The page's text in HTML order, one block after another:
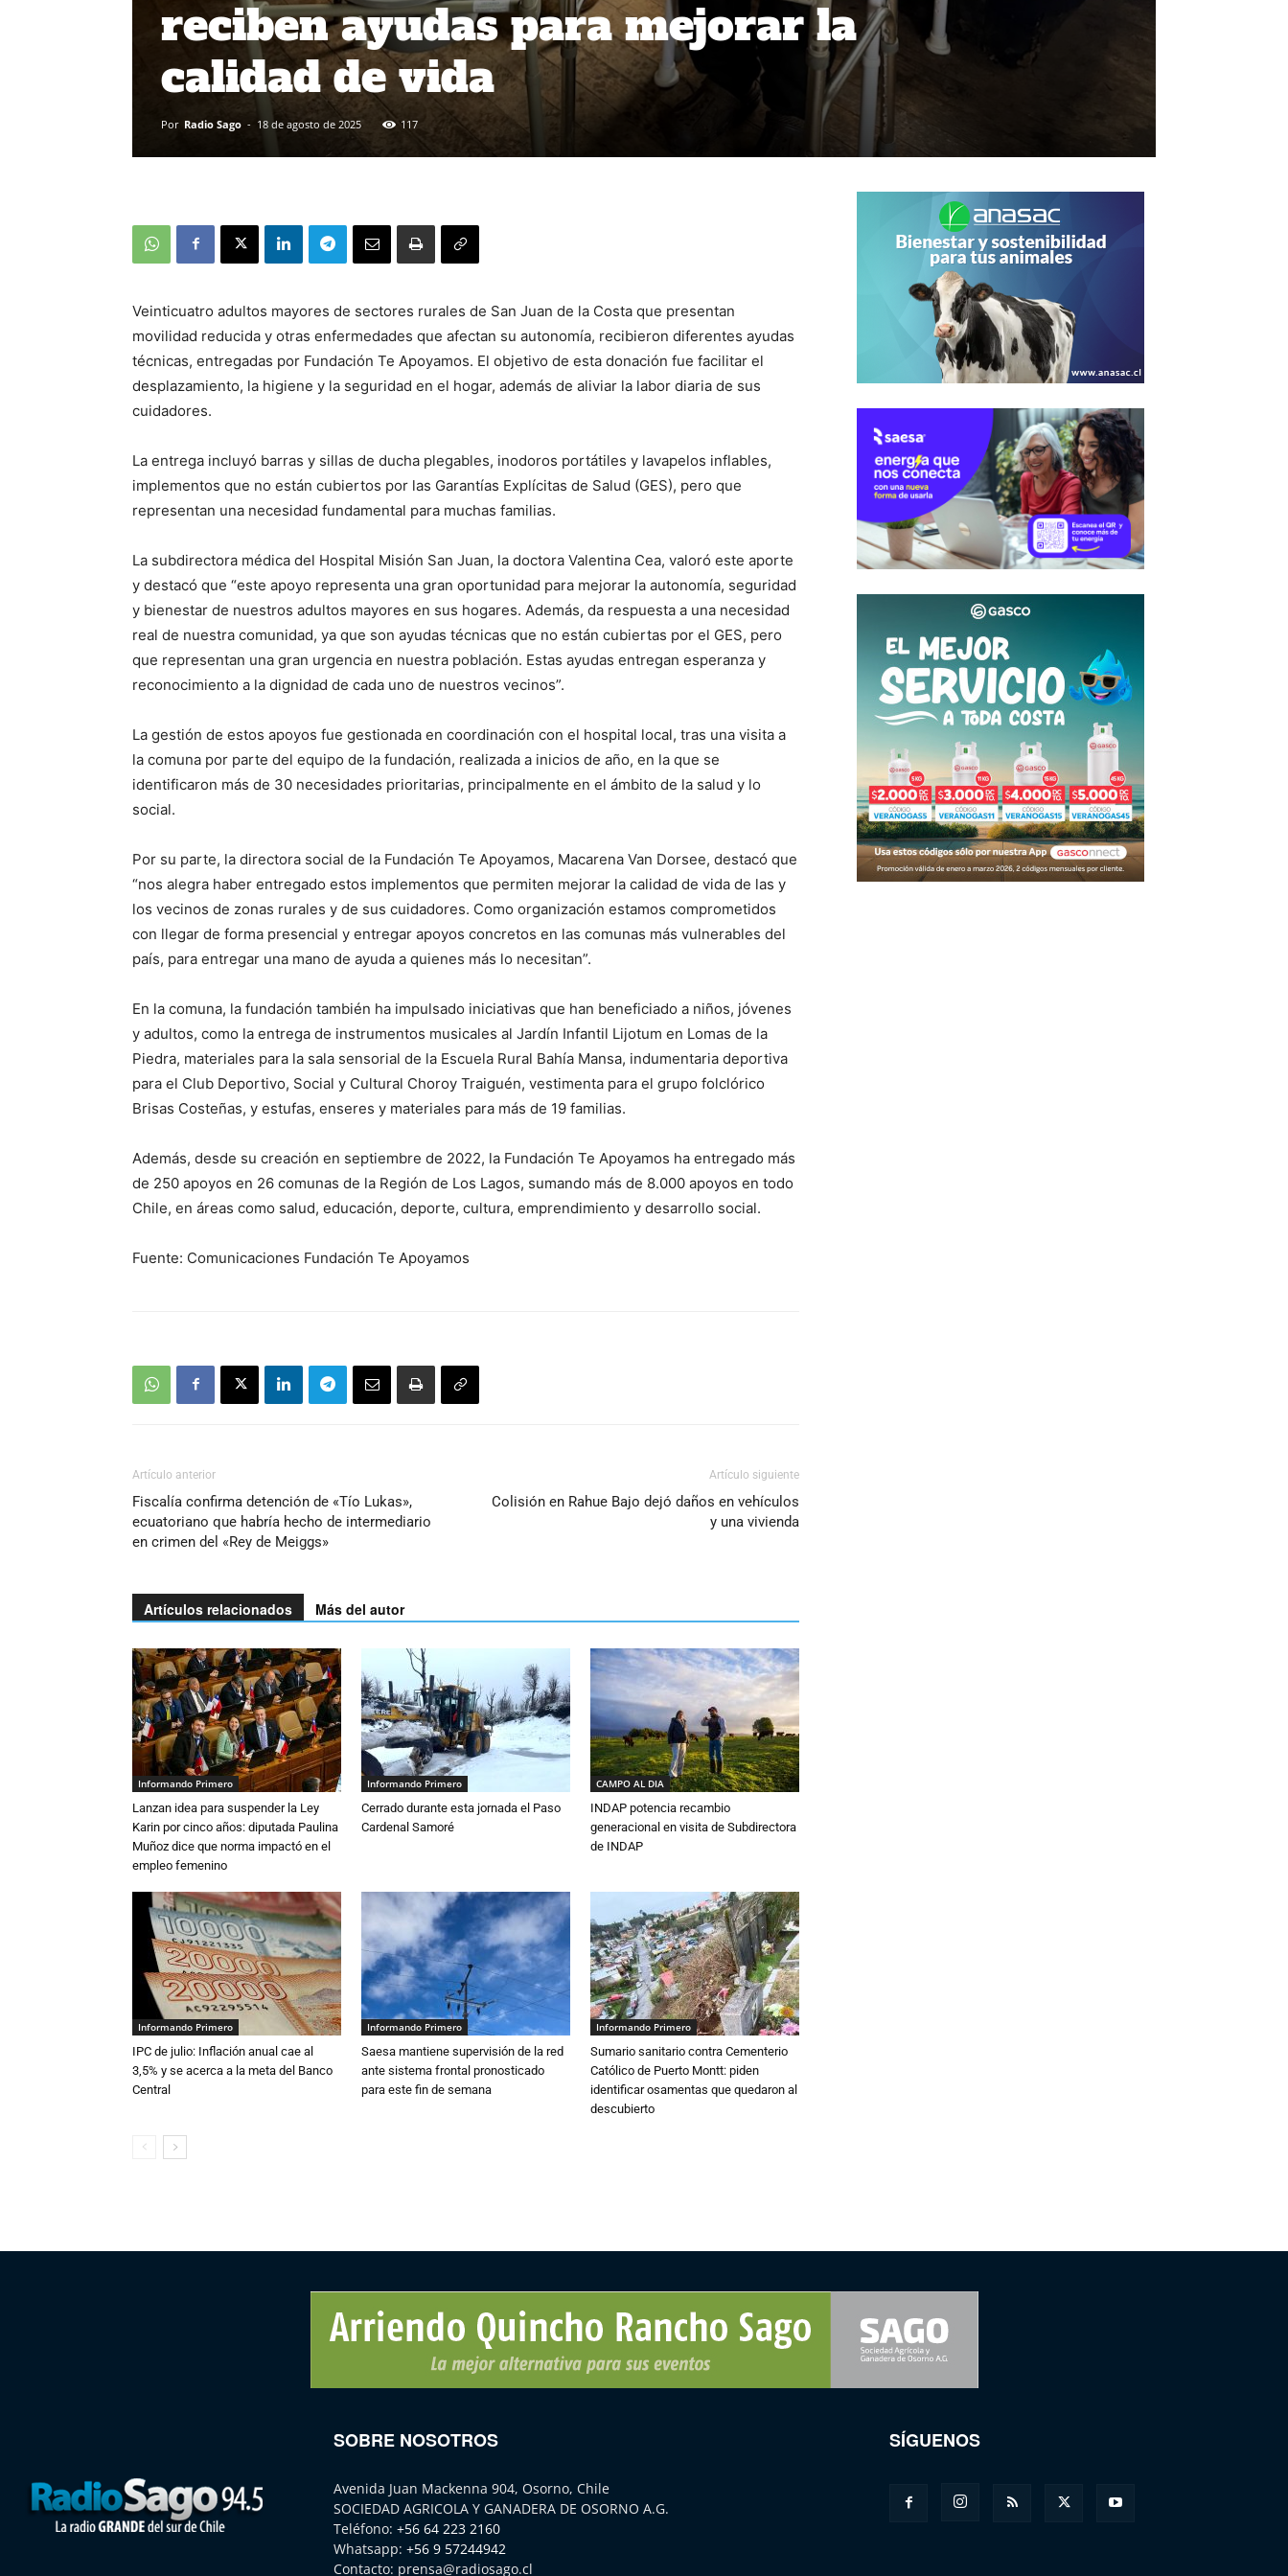
reciben ayudas para mejorar la
calidad de vida
Por Radio Sago - 18 de agosto de 2025 117
Veinticuatro adultos mayores de sectores rurales de San Juan de la Costa que presentan
movilidad reducida y otras enfermedades que afectan su autonomía, recibieron diferentes ayudas
técnicas, entregadas por Fundación Te Apoyamos. El objetivo de esta donación fue facilitar el
desplazamiento, la higiene y la seguridad en el hogar, además de aliviar la labor diaria de sus
cuidadores.
La entrega incluyó barras y sillas de ducha plegables, inodoros portátiles y lavapelos inflables,
implementos que no están cubiertos por las Garantías Explícitas de Salud (GES), pero que
representan una necesidad fundamental para muchas familias.
La subdirectora médica del Hospital Misión San Juan, la doctora Valentina Cea, valoró este aporte
y destacó que “este apoyo representa una gran oportunidad para mejorar la autonomía, seguridad
y bienestar de nuestros adultos mayores en sus hogares. Además, da respuesta a una necesidad
real de nuestra comunidad, ya que son ayudas técnicas que no están cubiertas por el GES, pero
que representan una gran urgencia en nuestra población. Estas ayudas entregan esperanza y
reconocimiento a la dignidad de cada uno de nuestros vecinos”.
La gestión de estos apoyos fue gestionada en coordinación con el hospital local, tras una visita a
la comuna por parte del equipo de la fundación, realizada a inicios de año, en la que se
identificaron más de 30 necesidades prioritarias, principalmente en el ámbito de la salud y lo
social.
Por su parte, la directora social de la Fundación Te Apoyamos, Macarena Van Dorsee, destacó que
“nos alegra haber entregado estos implementos que permiten mejorar la calidad de vida de las y
los vecinos de zonas rurales y de sus cuidadores. Como organización estamos comprometidos
con llegar de forma presencial y entregar apoyos concretos en las comunas más vulnerables del
país, para entregar una mano de ayuda a quienes más lo necesitan”.
En la comuna, la fundación también ha impulsado iniciativas que han beneficiado a niños, jóvenes
y adultos, como la entrega de instrumentos musicales al Jardín Infantil Lijotum en Lomas de la
Piedra, materiales para la sala sensorial de la Escuela Rural Bahía Mansa, indumentaria deportiva
para el Club Deportivo, Social y Cultural Choroy Traiguén, vestimenta para el grupo folclórico
Brisas Costeñas, y estufas, enseres y materiales para más de 19 familias.
Además, desde su creación en septiembre de 2022, la Fundación Te Apoyamos ha entregado más
de 250 apoyos en 26 comunas de la Región de Los Lagos, sumando más de 8.000 apoyos en todo
Chile, en áreas como salud, educación, deporte, cultura, emprendimiento y desarrollo social.
Fuente: Comunicaciones Fundación Te Apoyamos
Artículo anterior
Fiscalía confirma detención de «Tío Lukas»,
ecuatoriano que habría hecho de intermediario
en crimen del «Rey de Meiggs»
Artículo siguiente
Colisión en Rahue Bajo dejó daños en vehículos
y una vivienda
Artículos relacionados Más del autor
Informando Primero
Lanzan idea para suspender la Ley
Karin por cinco años: diputada Paulina
Muñoz dice que norma impactó en el
empleo femenino
Informando Primero
Cerrado durante esta jornada el Paso
Cardenal Samoré
CAMPO AL DIA
INDAP potencia recambio
generacional en visita de Subdirectora
de INDAP
Informando Primero
IPC de julio: Inflación anual cae al
3,5% y se acerca a la meta del Banco
Central
Informando Primero
Saesa mantiene supervisión de la red
ante sistema frontal pronosticado
para este fin de semana
Informando Primero
Sumario sanitario contra Cementerio
Católico de Puerto Montt: piden
identificar osamentas que quedaron al
descubierto
SOBRE NOSOTROS
Avenida Juan Mackenna 904, Osorno, Chile
SOCIEDAD AGRICOLA Y GANADERA DE OSORNO A.G.
Teléfono: +56 64 223 2160
Whatsapp: +56 9 57244942
Contacto: prensa@radiosago.cl
SÍGUENOS